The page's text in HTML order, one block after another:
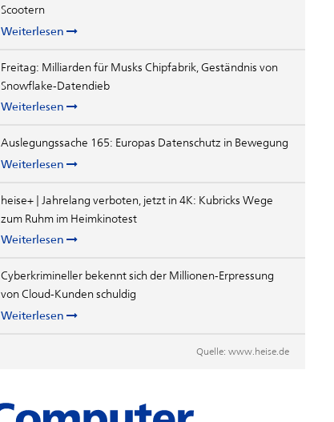
Scootern
Weiterlesen
Freitag: Milliarden für Musks Chipfabrik, Geständnis von
Snowflake-Datendieb
Weiterlesen
Auslegungssache 165: Europas Datenschutz in Bewegung
Weiterlesen
heise+ | Jahrelang verboten, jetzt in 4K: Kubricks Wege
zum Ruhm im Heimkinotest
Weiterlesen
Cyberkrimineller bekennt sich der Millionen-Erpressung
von Cloud-Kunden schuldig
Weiterlesen
Quelle: www.heise.de